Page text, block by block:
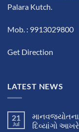
Palara Kutch.
Mob. : 9913029800
Get Direction
LATEST NEWS
21
Jul
દિવ્યાંગો આખરે